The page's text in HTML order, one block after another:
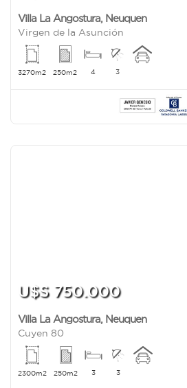
Villa La Angostura, Neuquen
Virgen de la Asunción
3270m2 250m2 4 3
U$S 750.000
Villa La Angostura, Neuquen
Cuyen 80
2300m2 250m2 3 3